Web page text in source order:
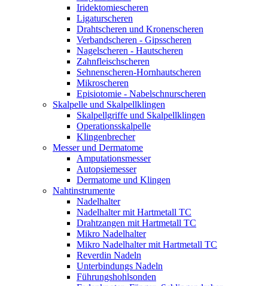
Iridektomiescheren
Ligaturscheren
Drahtscheren und Kronenscheren
Verbandscheren - Gipsscheren
Nagelscheren - Hautscheren
Zahnfleischscheren
Sehnenscheren-Hornhautscheren
Mikroscheren
Episiotomie - Nabelschnurscheren
Skalpelle und Skalpellklingen
Skalpellgriffe und Skalpellklingen
Operationsskalpelle
Klingenbrecher
Messer und Dermatome
Amputationsmesser
Autopsiemesser
Dermatome und Klingen
Nahtinstrumente
Nadelhalter
Nadelhalter mit Hartmetall TC
Drahtzangen mit Hartmetall TC
Mikro Nadelhalter
Mikro Nadelhalter mit Hartmetall TC
Reverdin Nadeln
Unterbindungs Nadeln
Führungshohlsonden